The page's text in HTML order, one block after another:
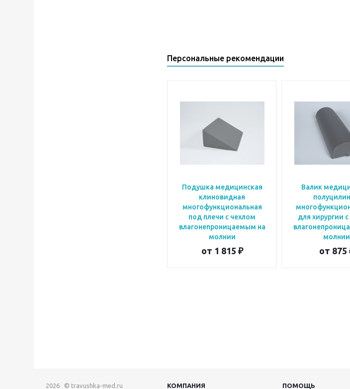
Персональные рекомендации
Подушка медицинская
клиновидная
многофункциональная
под плечи с чехлом
влагонепроницаемым на
молнии
от 1 815 ₽
Валик
для хирургии
молнии
от 875
2026 © travushka-med.ru КОМПАНИЯ ПОМОЩЬ